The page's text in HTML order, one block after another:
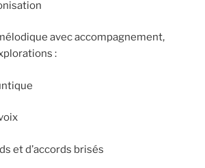
avec accompagnement,
:
et d’accords brisés